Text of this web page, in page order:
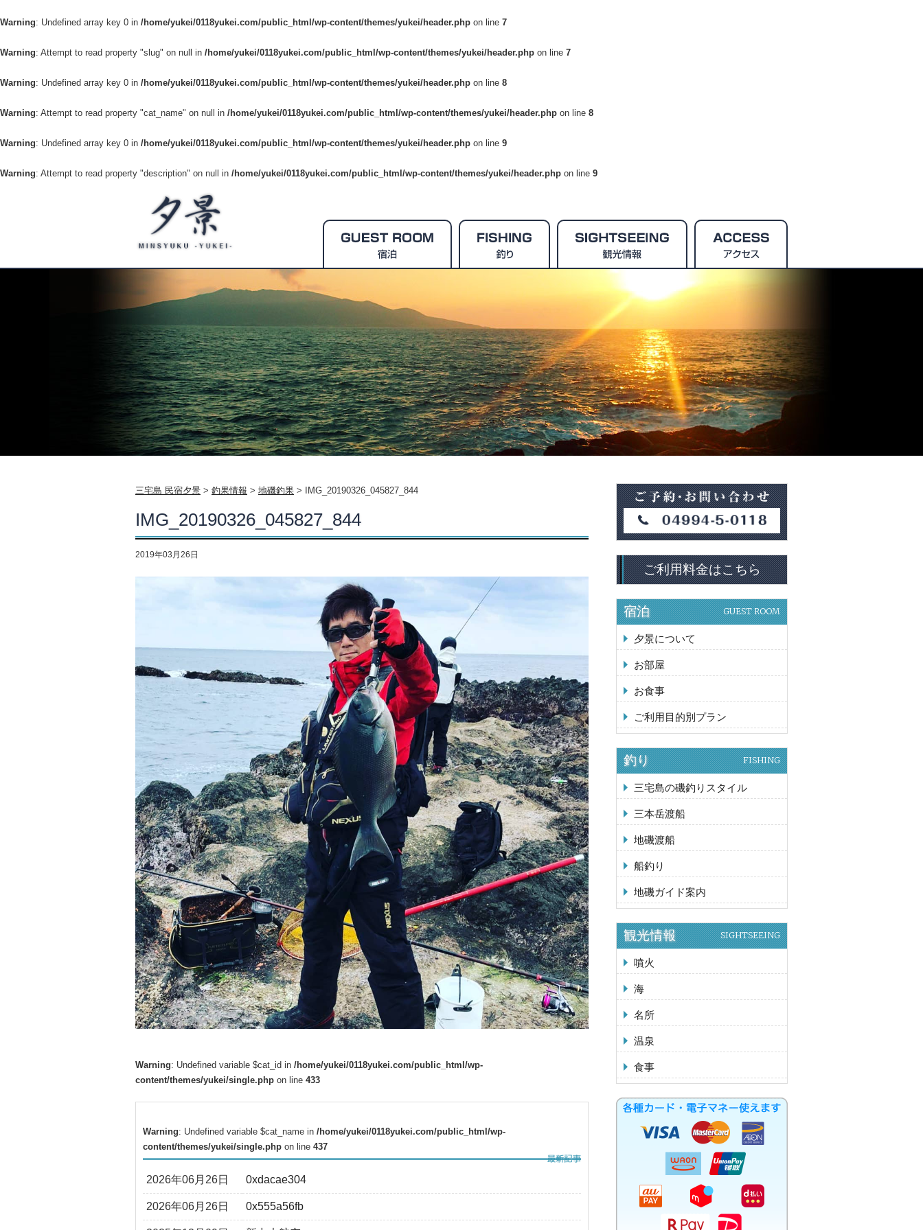
Warning: Undefined array key 0 in /home/yukei/0118yukei.com/public_html/wp-content/themes/yukei/header.php on line 7
Warning: Attempt to read property "slug" on null in /home/yukei/0118yukei.com/public_html/wp-content/themes/yukei/header.php on line 7
Warning: Undefined array key 0 in /home/yukei/0118yukei.com/public_html/wp-content/themes/yukei/header.php on line 8
Warning: Attempt to read property "cat_name" on null in /home/yukei/0118yukei.com/public_html/wp-content/themes/yukei/header.php on line 8
Warning: Undefined array key 0 in /home/yukei/0118yukei.com/public_html/wp-content/themes/yukei/header.php on line 9
Warning: Attempt to read property "description" on null in /home/yukei/0118yukei.com/public_html/wp-content/themes/yukei/header.php on line 9
三宅島 民宿夕景 > 釣果情報 > 地磯釣果 > IMG_20190326_045827_844
IMG_20190326_045827_844
2019年03月26日
Warning: Undefined variable $cat_id in /home/yukei/0118yukei.com/public_html/wp-
content/themes/yukei/single.php on line 433
Warning: Undefined variable $cat_name in /home/yukei/0118yukei.com/public_html/wp-
content/themes/yukei/single.php on line 437
2026年06月26日 0xdacae304
2026年06月26日 0x555a56fb
ご利用料金はこちら
宿泊 GUEST ROOM
夕景について
お部屋
お食事
ご利用目的別プラン
釣り FISHING
三宅島の磯釣りスタイル
三本岳渡船
地磯渡船
船釣り
地磯ガイド案内
観光情報 SIGHTSEEING
噴火
海
名所
温泉
食事